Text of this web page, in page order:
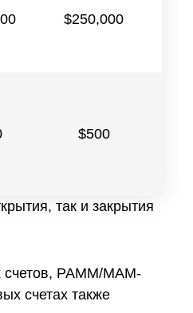
$250,000
$500
так и закрытия
PAMM/MAM-
счетах также